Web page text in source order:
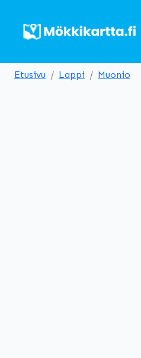
Etusivu Lappi Muonio